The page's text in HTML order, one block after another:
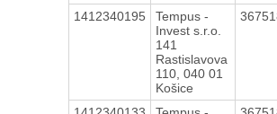
1412340195
Tempus -
Invest s.r.o.
141
Rastislavova
110, 040 01
Košice